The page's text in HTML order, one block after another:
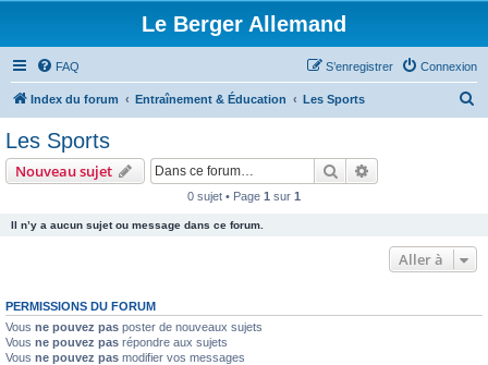
Le Berger Allemand
FAQ Connexion
S’enregistrer
Index du forum Entraînement & Éducation Les Sports
Les Sports
Nouveau sujet Rechercher
0 sujet • Page 1 sur 1
Il n’y a aucun sujet ou message dans ce forum.
Aller à
PERMISSIONS DU FORUM
Vous ne pouvez pas poster de nouveaux sujets
Vous ne pouvez pas répondre aux sujets
Vous ne pouvez pas modifier vos messages